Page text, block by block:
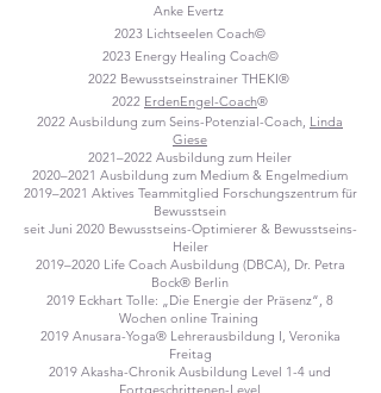
Anke Evertz
2023 Lichtseelen Coach©
2023 Energy Healing Coach©
2022 Bewusstseinstrainer THEKI®
2022 ErdenEngel-Coach®
2022 Ausbildung zum Seins-Potenzial-Coach, Linda
Giese
2021–2022 Ausbildung zum Heiler
2020–2021 Ausbildung zum Medium & Engelmedium
​2019–2021 Aktives Teammitglied Forschungszentrum für
Bewusstsein
​seit Juni 2020 Bewusstseins-Optimierer & Bewusstseins-
Heiler
​2019–2020 Life Coach Ausbildung (DBCA), Dr. Petra
Bock® Berlin
​2019 Eckhart Tolle: „Die Energie der Präsenz“, 8
Wochen online Training
2019 Anusara-Yoga® Lehrerausbildung I, Veronika
Freitag
​2019 Akasha-Chronik Ausbildung Level 1-4 und
Fortgeschrittenen-Level